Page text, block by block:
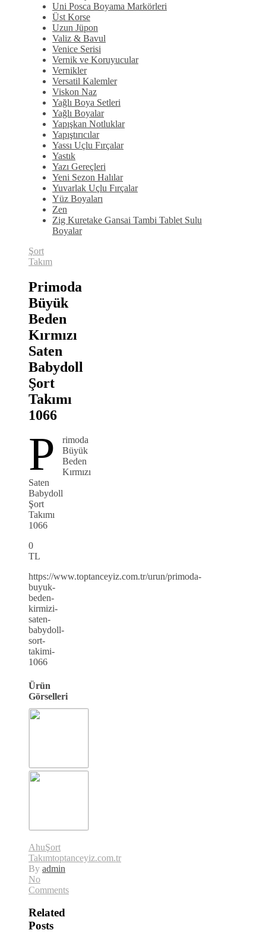
Uni Posca Boyama Markörleri
Üst Korse
Uzun Jüpon
Valiz & Bavul
Venice Serisi
Vernik ve Koruyucular
Vernikler
Versatil Kalemler
Viskon Naz
Yağlı Boya Setleri
Yağlı Boyalar
Yapışkan Notluklar
Yapıştırıcılar
Yassı Uçlu Fırçalar
Yastık
Yazı Gereçleri
Yeni Sezon Halılar
Yuvarlak Uçlu Fırçalar
Yüz Boyaları
Zen
​Zig Kuretake Gansai Tambi Tablet Sulu
Boyalar
Şort
Takım
Primoda
Büyük
Beden
Kırmızı
Saten
Babydoll
Şort
Takımı
1066
P
rimoda
Büyük
Beden
Kırmızı
Saten
Babydoll
Şort
Takımı
1066
0
TL
https://www.toptanceyiz.com.tr/urun/primoda-
buyuk-
beden-
kirmizi-
saten-
babydoll-
sort-
takimi-
1066
Ürün
Görselleri
AhuŞort
Takımtoptanceyiz.com.tr
By admin
No
Comments
Related
Posts